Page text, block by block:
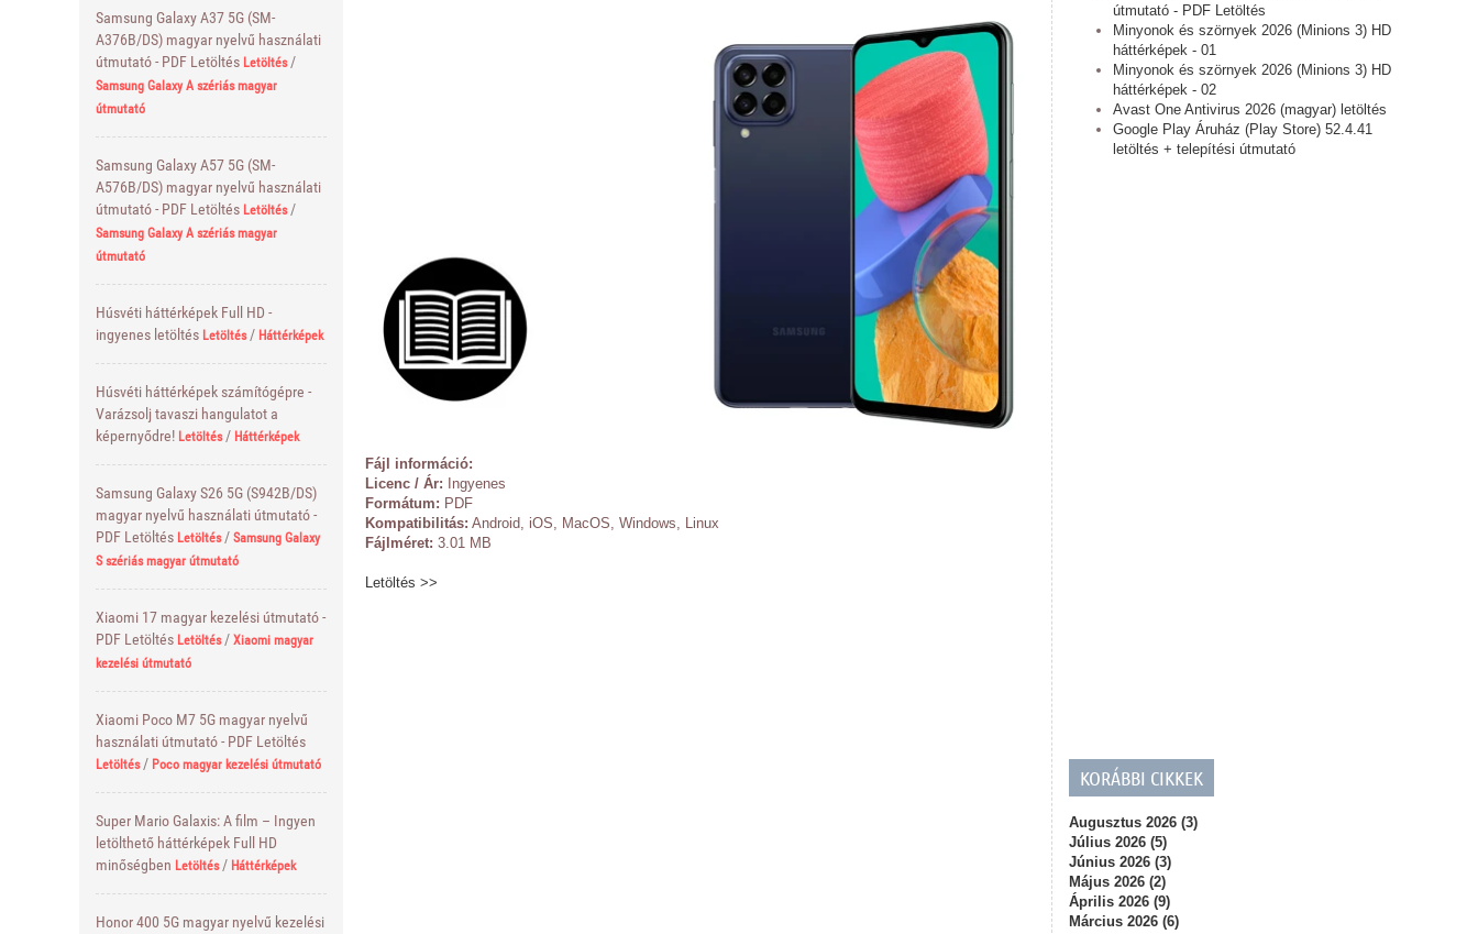
Samsung Galaxy A37 5G (SM-
A376B/DS) magyar nyelvű használati
útmutató - PDF Letöltés Letöltés/
Samsung Galaxy A szériás magyar
útmutató
Samsung Galaxy A57 5G (SM-
A576B/DS) magyar nyelvű használati
útmutató - PDF Letöltés Letöltés/
Samsung Galaxy A szériás magyar
útmutató
Húsvéti háttérképek Full HD -
ingyenes letöltés Letöltés/ Háttérképek
Húsvéti háttérképek számítógépre -
Varázsolj tavaszi hangulatot a
képernyődre! Letöltés/ Háttérképek
Samsung Galaxy S26 5G (S942B/DS)
magyar nyelvű használati útmutató -
PDF Letöltés Letöltés/ Samsung Galaxy
S szériás magyar útmutató
Xiaomi 17 magyar kezelési útmutató -
PDF Letöltés Letöltés/ Xiaomi magyar
kezelési útmutató
Xiaomi Poco M7 5G magyar nyelvű
használati útmutató - PDF Letöltés
Letöltés/ Poco magyar kezelési útmutató
Super Mario Galaxis: A film – Ingyen
letölthető háttérképek Full HD
minőségben Letöltés/ Háttérképek
Honor 400 5G magyar nyelvű kezelési
útmutató - PDF Letöltés
Minyonok és szörnyek 2026 (Minions 3) HD
háttérképek - 01
Minyonok és szörnyek 2026 (Minions 3) HD
háttérképek - 02
Avast One Antivirus 2026 (magyar) letöltés
Google Play Áruház (Play Store) 52.4.41
letöltés + telepítési útmutató
KORÁBBI CIKKEK
Augusztus 2026 (3)
Július 2026 (5)
Június 2026 (3)
Május 2026 (2)
Április 2026 (9)
Március 2026 (6)
Fájl információ:
Licenc / Ár: Ingyenes
Formátum: PDF
Kompatibilitás: Android, iOS, MacOS, Windows, Linux
Fájlméret: 3.01 MB
Letöltés >>